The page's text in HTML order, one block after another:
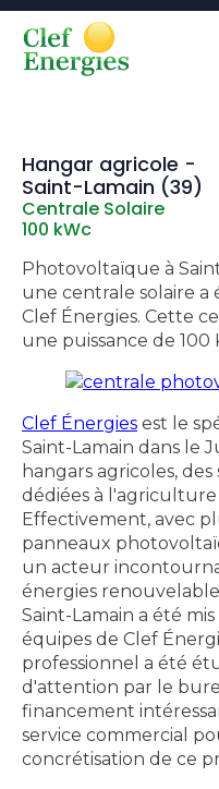
Hangar agricole -
Saint-Lamain (39)
Centrale Solaire
100 kWc
Photovoltaïque à
une centrale solaire a
Clef Énergies. Cette
une puissance de 100
Clef Énergies est le
Saint-Lamain dans le
hangars agricoles,
dédiées à l'agriculture
Effectivement, avec
panneaux
un acteur
énergies
Saint-Lamain a été
équipes de Clef
professionnel a été
d'attention par le
financement
service commercial
concrétisation de ce